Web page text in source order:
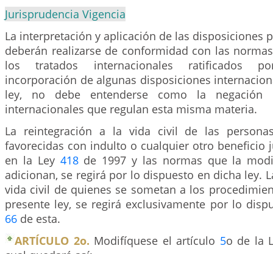
Jurisprudencia Vigencia
La interpretación y aplicación de las disposiciones
deberán realizarse de conformidad con las
los tratados internacionales ratificados
incorporación de algunas disposiciones
ley, no debe entenderse como la negación
internacionales que regulan esta misma materia.
La reintegración a la vida civil de las
favorecidas con indulto o cualquier otro beneficio
en la Ley 418de 1997 y las normas que la
adicionan, se regirá por lo dispuesto en dicha ley.
vida civil de quienes se sometan a los
presente ley, se regirá exclusivamente por lo
66 de esta.
ARTÍCULO 2o. Modifíquese el artículo 5o de la